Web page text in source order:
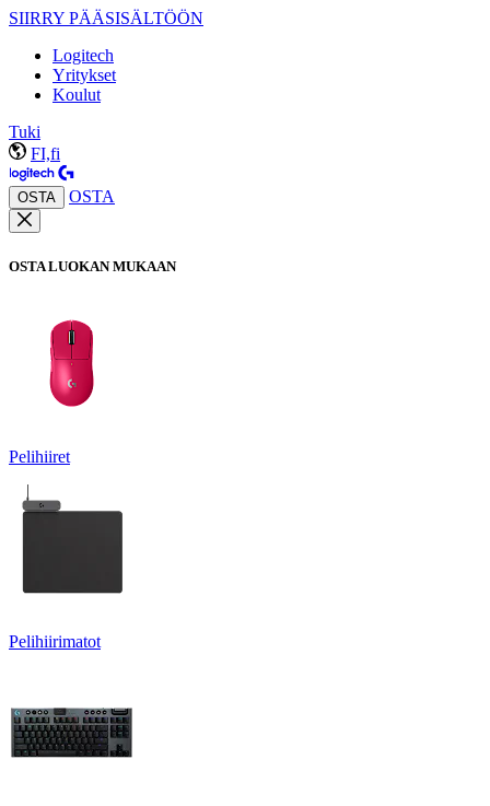
SIIRRY PÄÄSISÄLTÖÖN
Logitech
Yritykset
Koulut
Tuki
FI,fi
OSTA OSTA
OSTA LUOKAN MUKAAN
Pelihiiret
Pelihiirimatot